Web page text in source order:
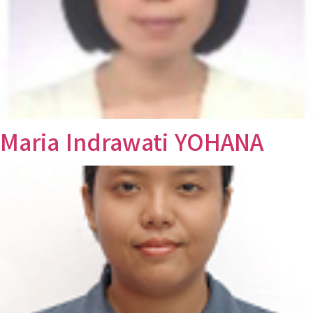
Maria Indrawati YOHANA